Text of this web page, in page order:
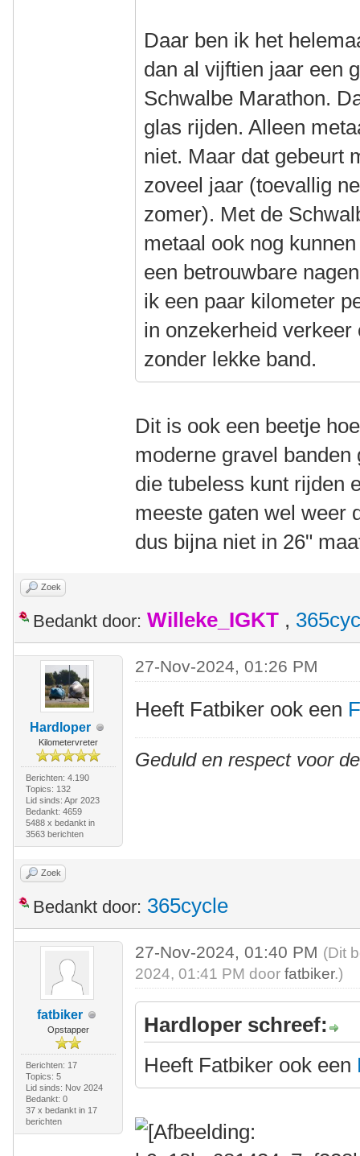
Daar ben ik het
dan al vijftien jaar een
Schwalbe Marathon.
glas rijden. Alleen
niet. Maar dat gebeurt
zoveel jaar (toevallig
zomer). Met de
metaal ook nog
een betrouwbare
ik een paar kilometer
in onzekerheid
zonder lekke band.
Dit is ook een beetje
moderne gravel
die tubeless kunt rijden
meeste gaten wel weer
dus bijna niet in 26"
Zoek
Bedankt door: Willeke_IGKT ,
Hardloper
Kilometervreter
Berichten: 4.190
Topics: 132
Lid sinds: Apr 2023
Bedankt: 4659
5488 x bedankt in
3563 berichten
27-Nov-2024, 01:26 PM
Heeft Fatbiker ook een
Geduld en respect voor
Zoek
Bedankt door: 365cycle
fatbiker
Opstapper
Berichten: 17
Topics: 5
Lid sinds: Nov 2024
Bedankt: 0
37 x bedankt in 17
berichten
27-Nov-2024, 01:40 PM (Dit
2024, 01:41 PM doorfatbiker.)
Hardloper schreef:
Heeft Fatbiker ook een